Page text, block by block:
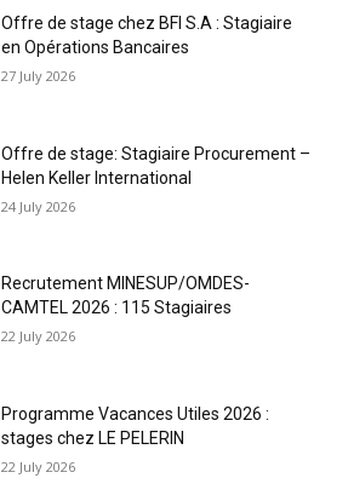
Offre de stage chez BFI S.A : Stagiaire
en Opérations Bancaires
27 July 2026
Offre de stage: Stagiaire Procurement –
Helen Keller International
24 July 2026
Recrutement MINESUP/OMDES-
CAMTEL 2026 : 115 Stagiaires
22 July 2026
Programme Vacances Utiles 2026 :
stages chez LE PELERIN
22 July 2026